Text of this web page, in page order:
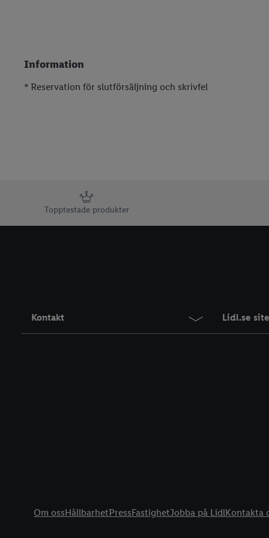
Information
* Reservation för slutförsäljning och skrivfel
Topptestade produkter
Kontakt Lidl.se
Om ossHållbarhetPressFastighetJobba på LidlKontakta